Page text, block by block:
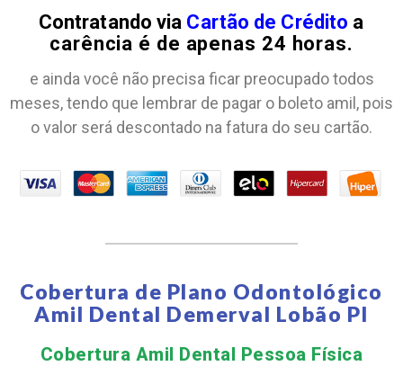
Contratando via Cartão de Crédito a
carência é de apenas 24 horas.
e ainda você não precisa ficar preocupado todos
meses, tendo que lembrar de pagar o boleto amil, pois
o valor será descontado na fatura do seu cartão.
Cobertura de Plano Odontológico
Amil Dental Demerval Lobão PI
Cobertura Amil Dental Pessoa Física​